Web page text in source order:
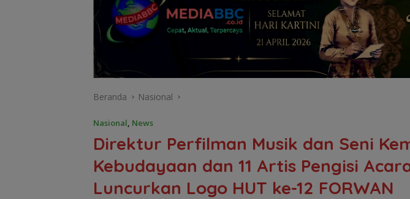
Beranda Nasional
Nasional News
Direktur Perfilman Musik dan Seni
Kebudayaan dan 11 Artis Pengisi
Luncurkan Logo HUT ke-12 FORWAN